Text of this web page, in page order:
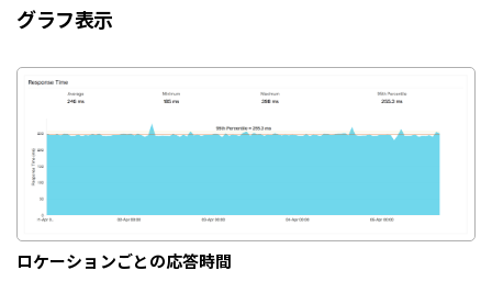
グラフ表示
ロケーションごとの応答時間